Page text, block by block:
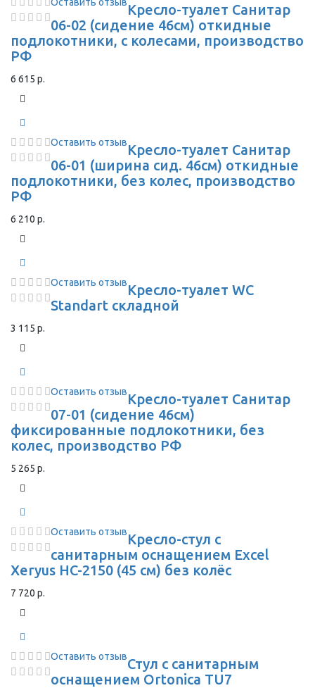
Кресло-туалет Санитар
06-02 (сидение 46см) откидные
подлокотники, с колесами, производство
РФ
6 615 р.
Оставить отзывКресло-туалет Санитар
06-01 (ширина сид. 46см) откидные
подлокотники, без колес, производство
РФ
6 210 р.
Оставить отзывКресло-туалет WC
Standart складной
3 115 р.
Оставить отзывКресло-туалет Санитар
07-01 (сидение 46см)
фиксированные подлокотники, без
колес, производство РФ
5 265 р.
Оставить отзывКресло-стул с
санитарным оснащением Excel
Xeryus HC-2150 (45 см) без колёс
7 720 р.
Оставить отзывСтул с санитарным
оснащением Ortonica TU7